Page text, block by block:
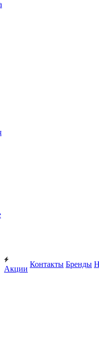
Акции
Контакты Бренды